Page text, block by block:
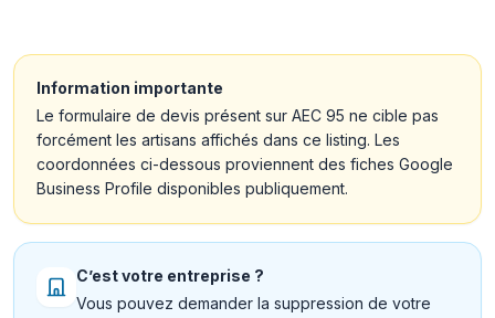
Information importante
Le formulaire de devis présent sur AEC 95 ne cible pas
forcément les artisans affichés dans ce listing. Les
coordonnées ci-dessous proviennent des fiches Google
Business Profile disponibles publiquement.
C’est votre entreprise ?
Vous pouvez demander la suppression de votre